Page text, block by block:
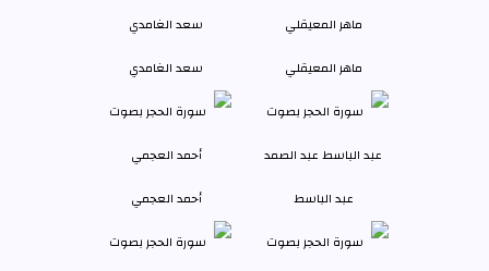
ماهر المعيقلي سعد الغامدي
عبد الباسط أحمد العجمي